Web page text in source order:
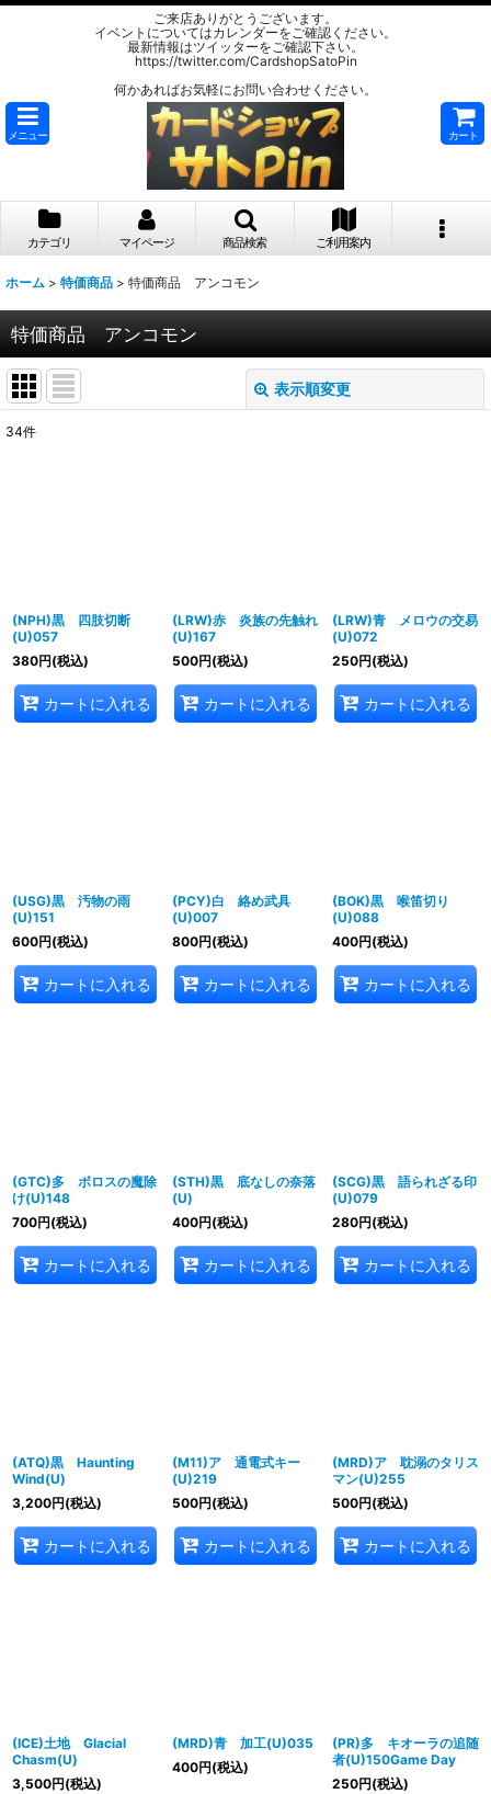
ご来店ありがとうございます。
イベントについてはカレンダーをご確認ください。
最新情報はツイッターをご確認下さい。
https://twitter.com/CardshopSatoPin
何かあればお気軽にお問い合わせください。
メニュー カート
カテゴリ マイページ 商品検索 ご利用案内
ホーム > 特価商品 > 特価商品 アンコモン
特価商品 アンコモン
表示順変更
34件
(NPH)黒 四肢切断
(U)057
380円(税込)
カートに入れる
(LRW)赤 炎族の先触れ
(U)167
500円(税込)
カートに入れる
(LRW)青 メロウの交易
(U)072
250円(税込)
カートに入れる
(USG)黒 汚物の雨
(U)151
600円(税込)
カートに入れる
(PCY)白 絡め武具
(U)007
800円(税込)
カートに入れる
(BOK)黒 喉笛切り
(U)088
400円(税込)
カートに入れる
(GTC)多 ボロスの魔除
け(U)148
700円(税込)
カートに入れる
(STH)黒 底なしの奈落
(U)
400円(税込)
カートに入れる
(SCG)黒 語られざる印
(U)079
280円(税込)
カートに入れる
(ATQ)黒 Haunting
Wind(U)
3,200円(税込)
カートに入れる
(M11)ア 通電式キー
(U)219
500円(税込)
カートに入れる
(MRD)ア 耽溺のタリス
マン(U)255
500円(税込)
カートに入れる
(ICE)土地 Glacial
Chasm(U)
3,500円(税込)
(MRD)青 加工(U)035
400円(税込)
(PR)多 キオーラの追随
者(U)150Game Day
250円(税込)